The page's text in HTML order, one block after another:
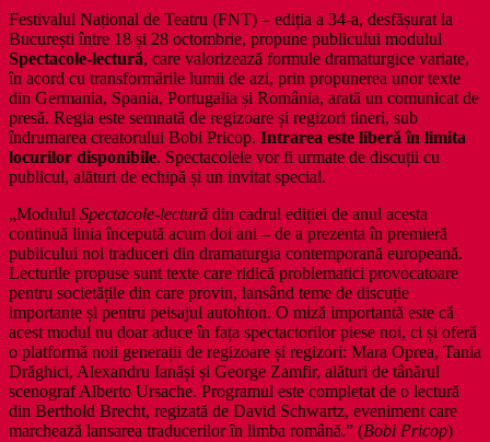
Festivalul Național de Teatru (FNT) – ediția a 34-a, desfășurat la
București între 18 și 28 octombrie, propune publicului modulul
Spectacole-lectură, care valorizează formule dramaturgice variate,
în acord cu transformările lumii de azi, prin propunerea unor texte
din Germania, Spania, Portugalia și România, arată un comunicat de
presă. Regia este semnată de regizoare și regizori tineri, sub
îndrumarea creatorului Bobi Pricop. Intrarea este liberă în limita
locurilor disponibile. Spectacolele vor fi urmate de discuții cu
publicul, alături de echipă și un invitat special.
„Modulul Spectacole-lectură din cadrul ediției de anul acesta
continuă linia începută acum doi ani – de a prezenta în premieră
publicului noi traduceri din dramaturgia contemporană europeană.
Lecturile propuse sunt texte care ridică problematici provocatoare
pentru societățile din care provin, lansând teme de discuție
importante și pentru peisajul autohton. O miză importantă este că
acest modul nu doar aduce în fața spectactorilor piese noi, ci și oferă
o platformă noii generații de regizoare și regizori: Mara Oprea, Tania
Drăghici, Alexandru Ianăși și George Zamfir, alături de tânărul
scenograf Alberto Ursache. Programul este completat de o lectură
din Berthold Brecht, regizată de David Schwartz, eveniment care
marchează lansarea traducerilor în limba română.” (Bobi Pricop)